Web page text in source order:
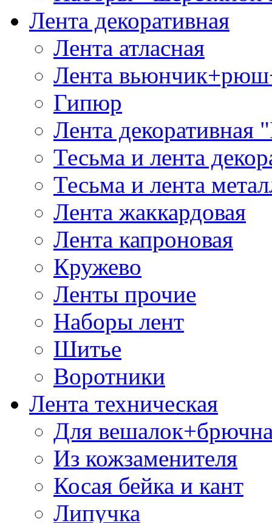
Лента декоративная
Лента атласная
Лента
Гипюр
Лента декоративная
Тесьма и лента
Тесьма и лента
Лента жаккардовая
Лента капроновая
Кружево
Ленты прочие
Наборы лент
Шитье
Воротники
Лента техническая
Для
Из кожзаменителя
Косая бейка и кант
Липучка